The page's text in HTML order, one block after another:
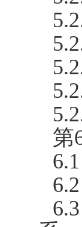
第